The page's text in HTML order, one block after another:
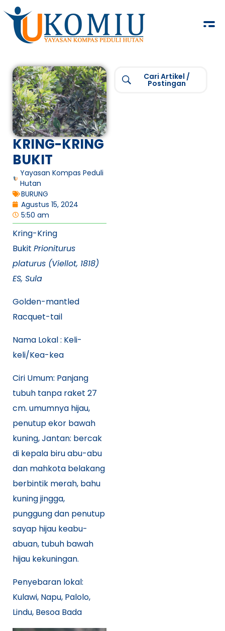
KRING-KRING
BUKIT
Yayasan Kompas Peduli
Hutan
BURUNG
Agustus 15, 2024
5:50 am
Kring-Kring
Bukit Prioniturus
platurus (Viellot, 1818)
ES, Sula
Golden-mantled
Racquet-tail
Nama Lokal : Keli-
keli/Kea-kea
Ciri Umum: Panjang
tubuh tanpa raket 27
cm. umumnya hijau,
penutup ekor bawah
kuning, Jantan: bercak
di kepala biru abu-abu
dan mahkota belakang
berbintik merah, bahu
kuning jingga,
punggung dan penutup
sayap hijau keabu-
abuan, tubuh bawah
hijau kekuningan.
Penyebaran lokal:
Kulawi, Napu, Palolo,
Lindu, Besoa Bada
Cari Artikel /
Postingan